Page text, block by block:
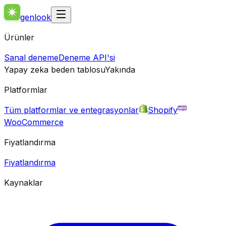
genlook
Ürünler
Sanal denemeDeneme API'si
Yapay zeka beden tablosuYakında
Platformlar
Tüm platformlar ve entegrasyonlar
Shopify
WooCommerce
Fiyatlandırma
Fiyatlandırma
Kaynaklar